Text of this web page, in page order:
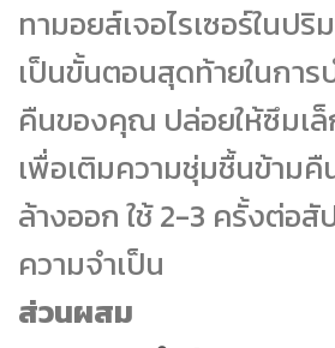
ทามอยส์เจอไรเซอร์ในป
เป็นขั้นตอนสุดท้ายในการ
คืนของคุณ ปล่อยให้ซึมเ
เพื่อเติมความชุ่มชื้นข้ามคื
ล้างออก ใช้ 2-3 ครั้งต่อ
ความจำเป็น
ส่วนผสม